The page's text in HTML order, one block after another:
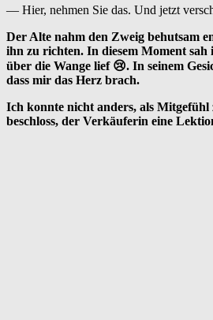
— Hier, nehmen Sie das. Und jetzt
Der Alte nahm den Zweig behutsam
ihn zu richten. In diesem Moment sah
über die Wange lief 😢. In seinem
dass mir das Herz brach.
Ich konnte nicht anders, als Mitgefühl
beschloss, der Verkäuferin eine